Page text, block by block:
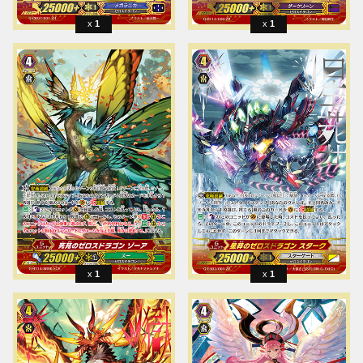
1 1
1 1